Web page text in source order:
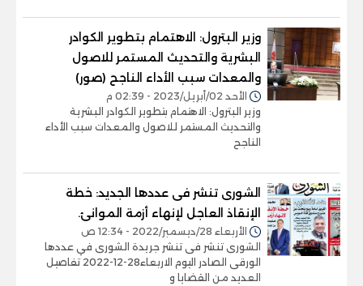
وزير البترول: الاهتمام بتطوير الكوادر
البشرية والتحديث المستمر للاصول
والمعدات سبب الأداء الناجح (صور)
الأحد 02/أبريل/2023 - 02:39 م
وزير البترول: الاهتمام بتطوير الكوادر البشرية
والتحديث المستمر للاصول والمعدات سبب الأداء
الناجح
الشورى تنشر فى عددها الجديد: خطة
الإنقاذ العاجل لإنهاء أزمة الموانئ.
الأربعاء 28/ديسمبر/2022 - 12:34 ص
الشورى تنشر فى تنشر جريدة الشورى في عددها
الورقى الصادر اليوم الاربعاء28-12-2022 تفاصيل
العديد من القضايا و